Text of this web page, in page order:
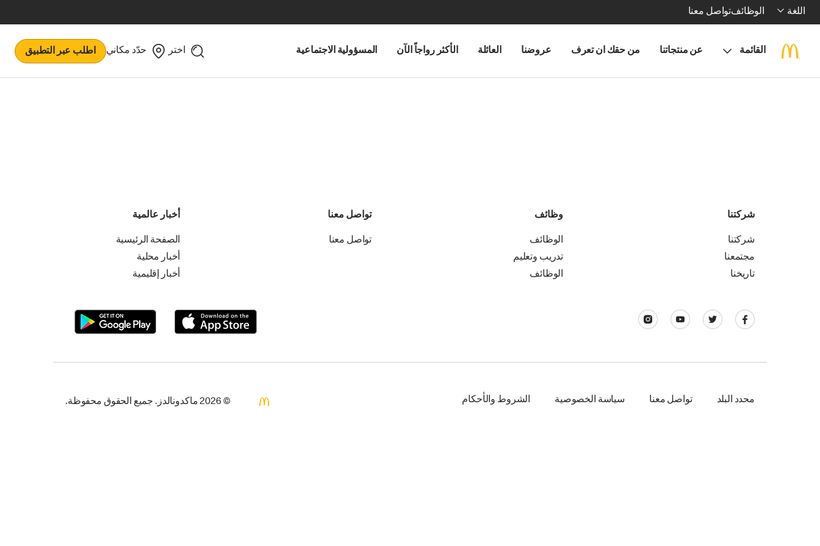
اللغة الوظائفتواصل معنا
القائمة عن منتجاتنا من حقك ان تعرف عروضنا العائلة الأكثر رواجاً الآن المسؤولية الاجتماعية اختر حدّد مكاني اطلب عبر التطبيق
شركتنا
شركتنا
مجتمعنا
تاريخنا
وظائف
الوظائف
تدريب وتعليم
الوظائف
تواصل معنا
تواصل معنا
أخبار عالمية
الصفحة الرئيسية
أخبار محلية
أخبار إقليمية
محدد البلد تواصل معنا سياسة الخصوصية الشروط والأحكام © 2026 ماكدونالدز. جميع الحقوق محفوظة.